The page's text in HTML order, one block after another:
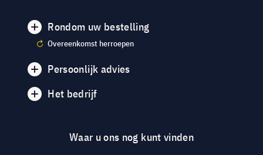
Rondom uw bestelling
Overeenkomst herroepen
Persoonlijk advies
Het bedrijf
Waar u ons nog kunt vinden